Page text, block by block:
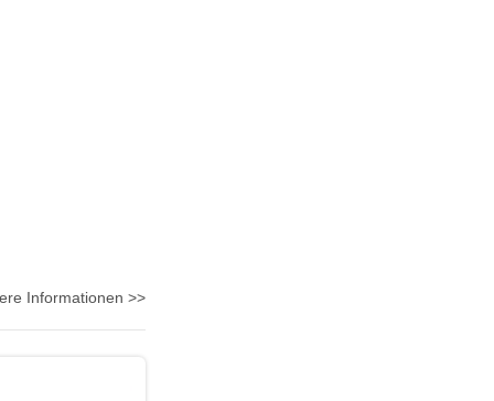
Informationen >>